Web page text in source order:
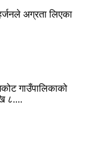
अग्रता लिएका
गाउँपालिकाको
८....